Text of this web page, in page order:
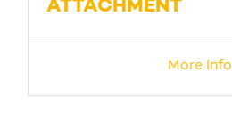
ATTACHMENT
More Info